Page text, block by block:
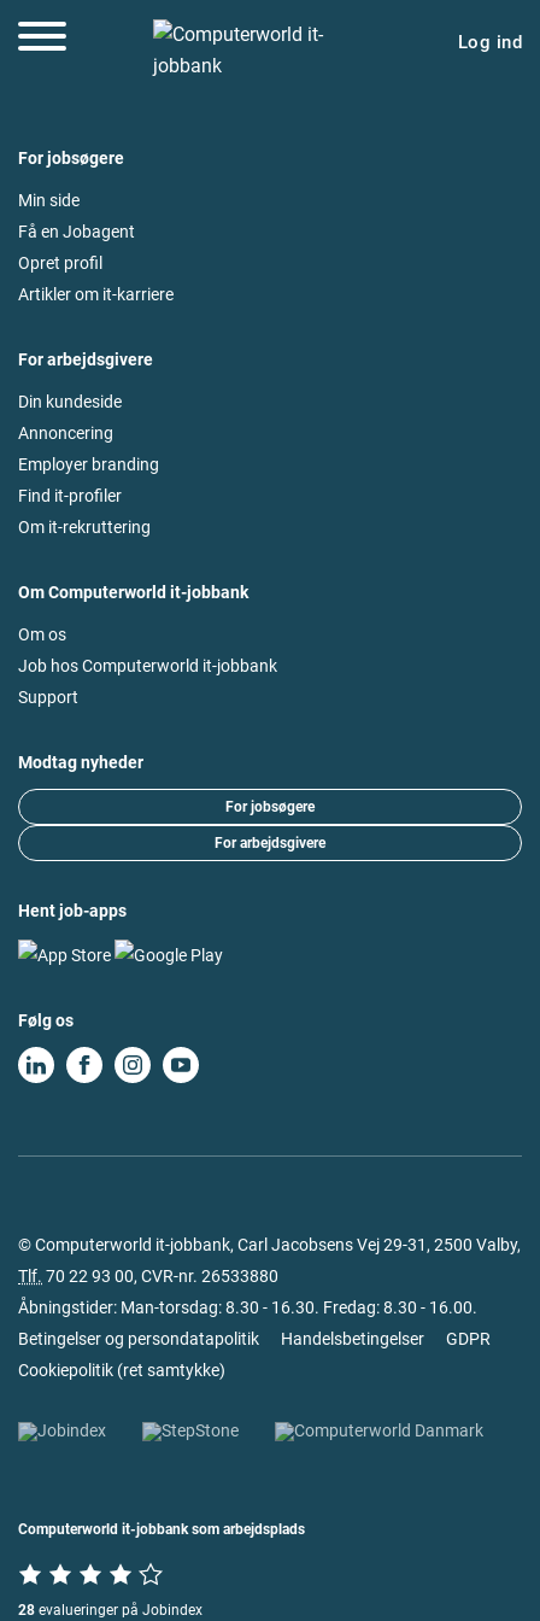
Log ind
For jobsøgere
Min side
Få en Jobagent
Opret profil
Artikler om it-karriere
For arbejdsgivere
Din kundeside
Annoncering
Employer branding
Find it-profiler
Om it-rekruttering
Om Computerworld it-jobbank
Om os
Job hos Computerworld it-jobbank
Support
Modtag nyheder
For jobsøgere
For arbejdsgivere
Hent job-apps
Følg os
© Computerworld it-jobbank, Carl Jacobsens Vej 29-31, 2500 Valby,
Tlf. 70 22 93 00, CVR-nr. 26533880
Åbningstider: Man-torsdag: 8.30 - 16.30. Fredag: 8.30 - 16.00.
Betingelser og persondatapolitik
Handelsbetingelser
GDPR
Cookiepolitik (ret samtykke)
Computerworld it-jobbank som arbejdsplads
28 evalueringer på Jobindex